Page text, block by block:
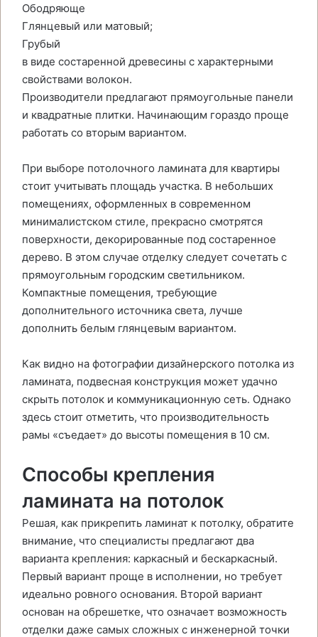
Ободряюще
Глянцевый или матовый;
Грубый
в виде состаренной древесины с характерными
свойствами волокон.
Производители предлагают прямоугольные панели
и квадратные плитки. Начинающим гораздо проще
работать со вторым вариантом.
При выборе потолочного ламината для квартиры
стоит учитывать площадь участка. В небольших
помещениях, оформленных в современном
минималистском стиле, прекрасно смотрятся
поверхности, декорированные под состаренное
дерево. В этом случае отделку следует сочетать с
прямоугольным городским светильником.
Компактные помещения, требующие
дополнительного источника света, лучше
дополнить белым глянцевым вариантом.
Как видно на фотографии дизайнерского потолка из
ламината, подвесная конструкция может удачно
скрыть потолок и коммуникационную сеть. Однако
здесь стоит отметить, что производительность
рамы «съедает» до высоты помещения в 10 см.
Способы крепления
ламината на потолок
Решая, как прикрепить ламинат к потолку, обратите
внимание, что специалисты предлагают два
варианта крепления: каркасный и бескаркасный.
Первый вариант проще в исполнении, но требует
идеально ровного основания. Второй вариант
основан на обрешетке, что означает возможность
отделки даже самых сложных с инженерной точки